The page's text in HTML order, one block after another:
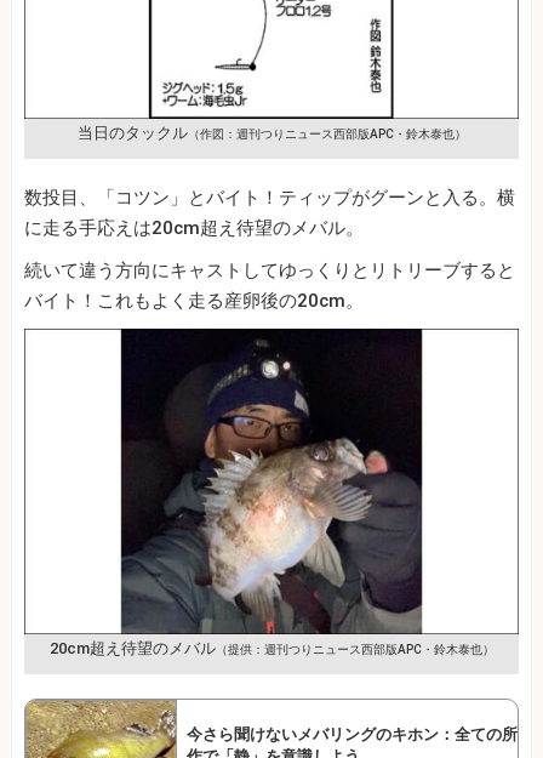
当日のタックル（作図：週刊つりニュース西部版APC・鈴木泰也）
数投目、「コツン」とバイト！ティップがグーンと入る。横
に走る手応えは20cm超え待望のメバル。
続いて違う方向にキャストしてゆっくりとリトリーブすると
バイト！これもよく走る産卵後の20cm。
20cm超え待望のメバル（提供：週刊つりニュース西部版APC・鈴木泰也）
今さら聞けないメバリングのキホン：全ての所